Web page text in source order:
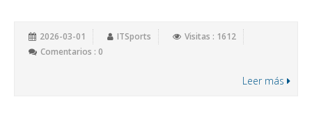
2026-03-01 ITSports
Visitas : 1612
Comentarios : 0
Leer más